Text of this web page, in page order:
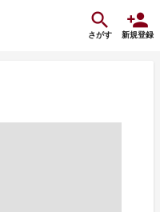
さがす 新規登録